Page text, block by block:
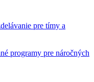
pre tímy a
programy pre náročných